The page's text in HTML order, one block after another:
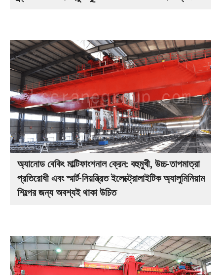
অ্যানোড বেকিং মাল্টিফাংশনাল ক্রেন: বহুমুখী, উচ্চ-তাপমাত্রা
প্রতিরোধী এবং স্মার্ট-নিয়ন্ত্রিত ইলেক্ট্রোলাইটিক অ্যালুমিনিয়াম
শিল্পের জন্য অবশ্যই থাকা উচিত